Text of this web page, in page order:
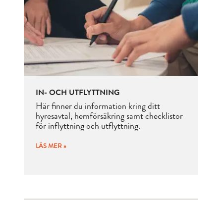
IN- OCH UTFLYTTNING
Här finner du information kring ditt
hyresavtal, hemförsäkring samt checklistor
för inflyttning och utflyttning.
LÄS MER »